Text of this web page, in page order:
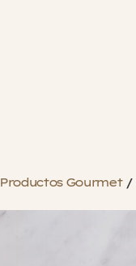
Productos Gourmet /